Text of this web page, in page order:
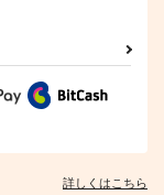
蝶よ花よ
572円 （税込）
サンプル
詳しくはこちら